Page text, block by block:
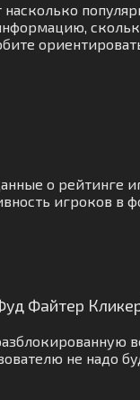
о рейтинге
игроков
Файтер
не надо